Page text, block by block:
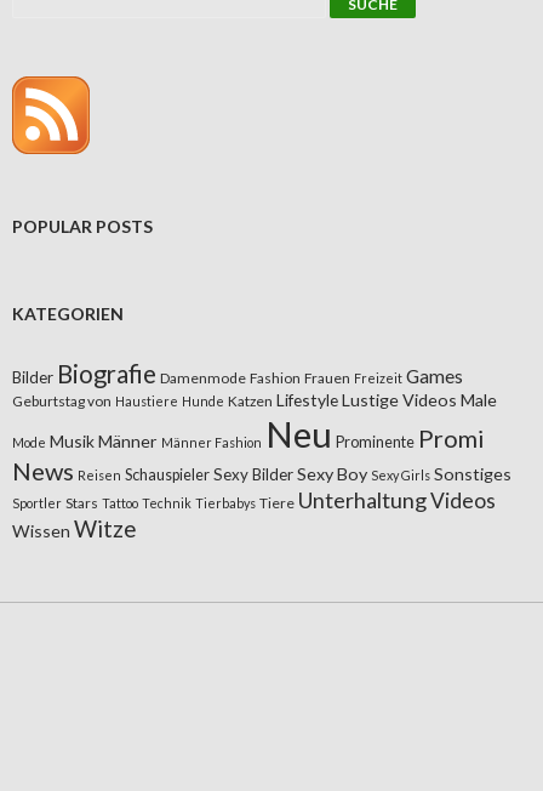
POPULAR POSTS
KATEGORIEN
Bilder Biografie Damenmode Fashion Frauen Freizeit Games
Geburtstag von Haustiere Hunde Katzen LifestyleLustige Videos Male
Mode MusikMänner Männer Fashion Neu Prominente Promi
News Reisen Schauspieler Sexy BilderSexy Boy Sexy Girls Sonstiges
Sportler Stars Tattoo Technik Tierbabys Tiere UnterhaltungVideos
Wissen Witze